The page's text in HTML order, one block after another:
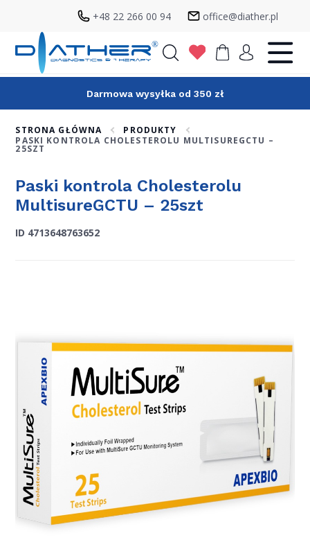
+48 22 266 00 94 office@diather.pl
Darmowa wysyłka od 350 zł
STRONA GŁÓWNA
PRODUKTY
PASKI KONTROLA CHOLESTEROLU MULTISUREGCTU –
25SZT
Paski kontrola Cholesterolu
MultisureGCTU – 25szt
ID 4713648763652